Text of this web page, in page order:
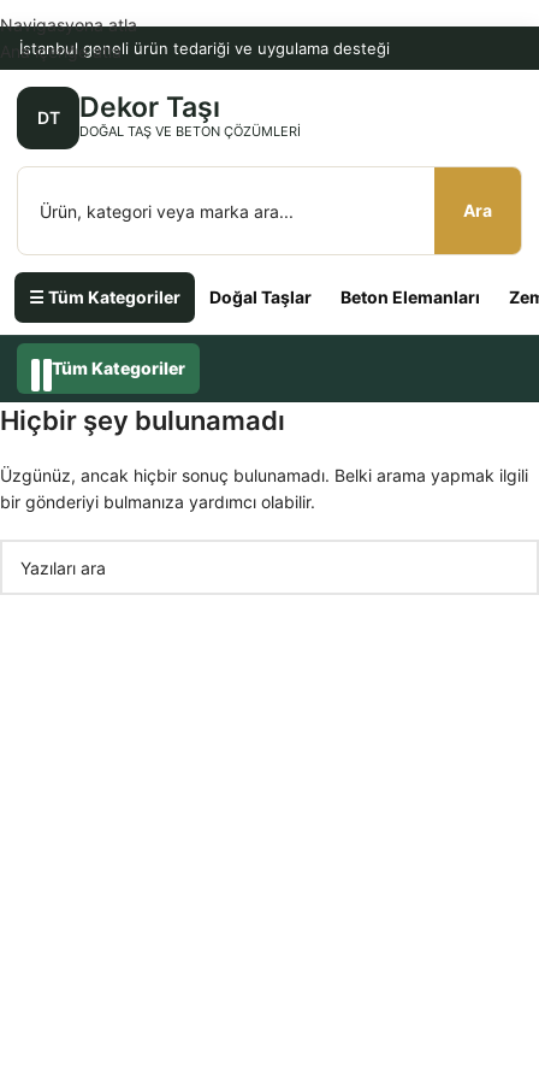
İstanbul geneli ürün tedariği ve uygulama desteği
DT Dekor Taşı
DOĞAL TAŞ VE BETON ÇÖZÜMLERI
Ara
☰ Tüm Kategoriler Doğal Taşlar Beton Elemanları
Navigasyona atla
Ana içeriğe atla
Tüm Kategoriler
Hiçbir şey bulunamadı
Üzgünüz, ancak hiçbir sonuç bulunamadı. Belki arama yapmak ilgili
bir gönderiyi bulmanıza yardımcı olabilir.